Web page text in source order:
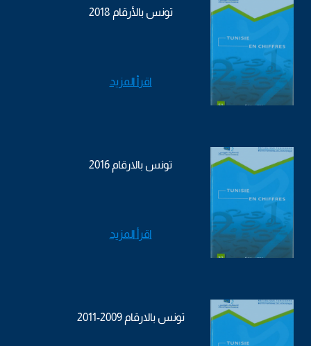
تونس بالأرقام 2018
اقرأ المزيد
تونس بالارقام 2016
اقرأ المزيد
تونس بالارقام 2009-2011